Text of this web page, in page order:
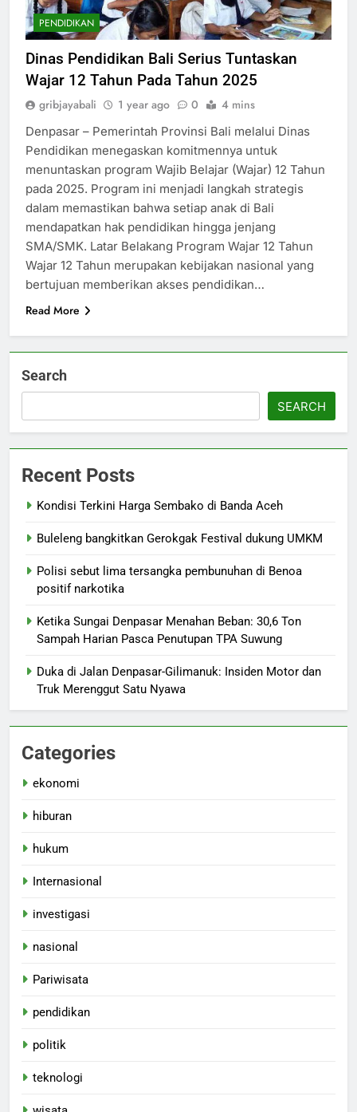
PENDIDIKAN
Dinas Pendidikan Bali Serius Tuntaskan
Wajar 12 Tahun Pada Tahun 2025
gribjayabali 1 year ago 0 4 mins
Denpasar – Pemerintah Provinsi Bali melalui Dinas
Pendidikan menegaskan komitmennya untuk
menuntaskan program Wajib Belajar (Wajar) 12 Tahun
pada 2025. Program ini menjadi langkah strategis
dalam memastikan bahwa setiap anak di Bali
mendapatkan hak pendidikan hingga jenjang
SMA/SMK. Latar Belakang Program Wajar 12 Tahun
Wajar 12 Tahun merupakan kebijakan nasional yang
bertujuan memberikan akses pendidikan…
Read More
Search
SEARCH
Recent Posts
Kondisi Terkini Harga Sembako di Banda Aceh
Buleleng bangkitkan Gerokgak Festival dukung UMKM
Polisi sebut lima tersangka pembunuhan di Benoa
positif narkotika
Ketika Sungai Denpasar Menahan Beban: 30,6 Ton
Sampah Harian Pasca Penutupan TPA Suwung
Duka di Jalan Denpasar-Gilimanuk: Insiden Motor dan
Truk Merenggut Satu Nyawa
Categories
ekonomi
hiburan
hukum
Internasional
investigasi
nasional
Pariwisata
pendidikan
politik
teknologi